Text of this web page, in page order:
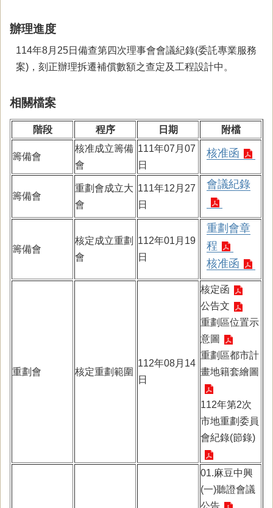
辦理進度
114年8月25日備查第四次理事會會議紀錄(委託專業服務
案)，刻正辦理拆遷補償數額之查定及工程設計中。
相關檔案
階段 程序 日期 附檔
籌備會
核准成立籌備
會
111年07月07
日
核准函
籌備會
重劃會成立大
會
111年12月27
日
會議紀錄
籌備會
核定成立重劃
會
112年01月19
日
重劃會章
程
核准函
重劃會 核定重劃範圍
112年08月14
日
核定函
公告文
重劃區位置示
意圖
重劃區都市計
畫地籍套繪圖
112年第2次
市地重劃委員
會紀錄(節錄)
01.麻豆中興
(一)聽證會議
公告